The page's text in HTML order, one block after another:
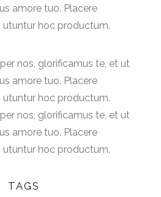
amore tuo. Placere
utuntur hoc productum.
nos, glorificamus te, et ut
amore tuo. Placere
utuntur hoc productum.
nos, glorificamus te, et ut
amore tuo. Placere
utuntur hoc productum.
TAGS